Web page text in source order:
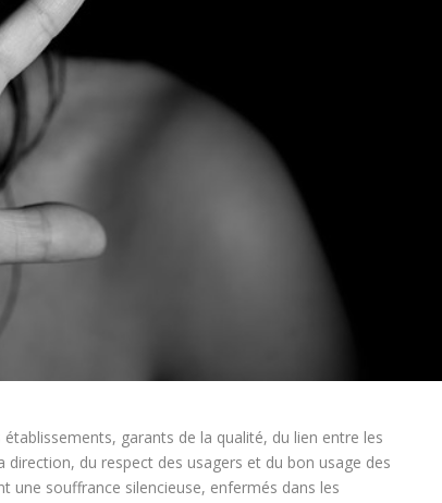
garants de la qualité, du lien entre les
du respect des usagers et du bon usage des
une souffrance silencieuse, enfermés dans les